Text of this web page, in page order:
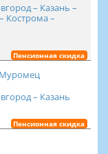
– Казань –
Кострома –
Пенсионная скидка
– Казань
Пенсионная скидка